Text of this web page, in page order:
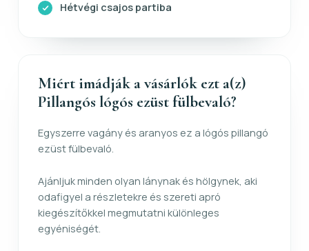
Hétvégi csajos partiba
Miért imádják a vásárlók ezt a(z)
Pillangós lógós ezüst fülbevaló?
Egyszerre vagány és aranyos ez a lógós pillangó
ezüst fülbevaló.
Ajánljuk minden olyan lánynak és hölgynek, aki
odafigyel a részletekre és szereti apró
kiegészítőkkel megmutatni különleges
egyéniségét.